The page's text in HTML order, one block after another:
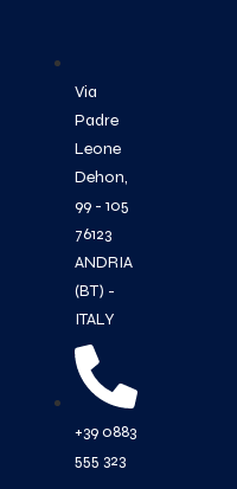
Via
Padre
Leone
Dehon,
99 - 105
76123
ANDRIA
(BT) -
ITALY
+39 0883
555 323